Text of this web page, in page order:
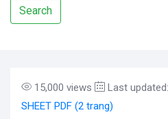
Search
15,000 views Last
SHEET PDF (2 trang)